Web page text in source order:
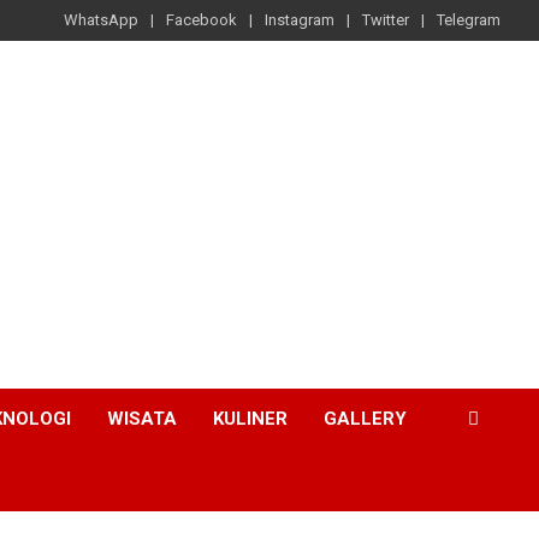
WhatsApp Facebook Instagram Twitter Telegram
WISATA KULINER GALLERY